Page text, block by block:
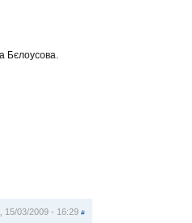
Бєлоусова.
15/03/2009 - 16:29 #